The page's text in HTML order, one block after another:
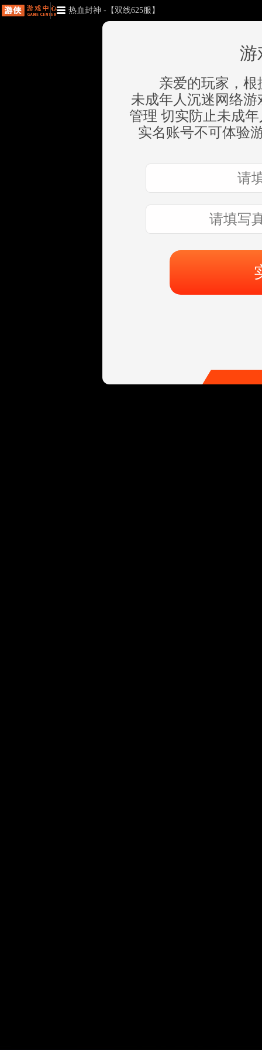
热血封神 -【双线625服】
游
亲爱的玩家，
未成年人沉迷网络
管理 切实防止未成
实名账号不可体验